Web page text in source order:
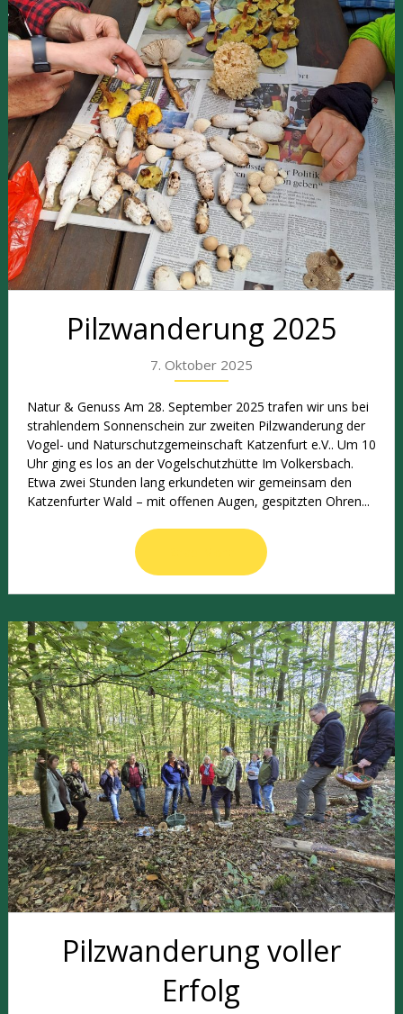
Pilzwanderung 2025
7. Oktober 2025
Natur & Genuss Am 28. September 2025 trafen wir uns bei
strahlendem Sonnenschein zur zweiten Pilzwanderung der
Vogel- und Naturschutzgemeinschaft Katzenfurt e.V.. Um 10
Uhr ging es los an der Vogelschutzhütte Im Volkersbach.
Etwa zwei Stunden lang erkundeten wir gemeinsam den
Katzenfurter Wald – mit offenen Augen, gespitzten Ohren...
Pilzwanderung voller
Erfolg